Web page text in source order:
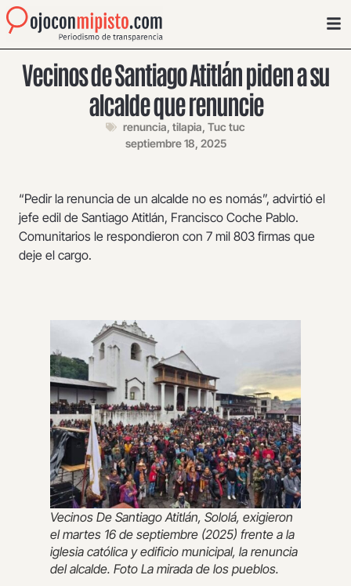
Vecinos de Santiago Atitlán piden a su
alcalde que renuncie
renuncia, tilapia, Tuc tuc
septiembre 18, 2025
“Pedir la renuncia de un alcalde no es nomás”, advirtió el
jefe edil de Santiago Atitlán, Francisco Coche Pablo.
Comunitarios le respondieron con 7 mil 803 firmas que
deje el cargo.
Vecinos De Santiago Atitlán, Sololá, exigieron
el martes 16 de septiembre (2025) frente a la
iglesia católica y edificio municipal, la renuncia
del alcalde. Foto La mirada de los pueblos.